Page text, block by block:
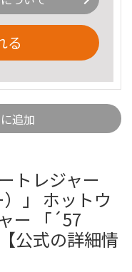
る
追加
トレジャー
）」 ホットウ
ー 「´57
公式の詳細情